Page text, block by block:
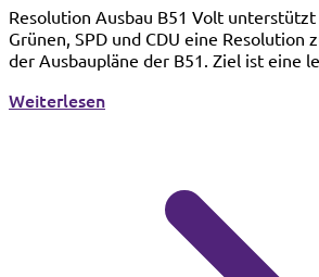
Resolution Ausbau B51 Volt
Grünen, SPD und CDU eine Resolution
der Ausbaupläne der B51. Ziel ist eine
Natur und Landwirtschaft schützt und
Weiterlesen: Volt Münster zur